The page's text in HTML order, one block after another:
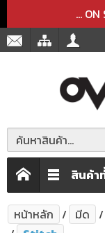
...
สินค้า
หน้าหลัก มีด
สินค้าได้เ
สินค้าได้ถูกล